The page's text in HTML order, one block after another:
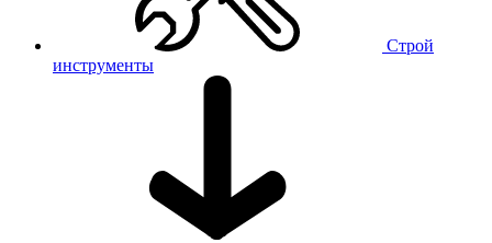
Строй
инструменты